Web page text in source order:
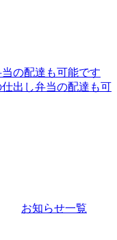
の配達も可能です
出し弁当の配達も可
お知らせ一覧